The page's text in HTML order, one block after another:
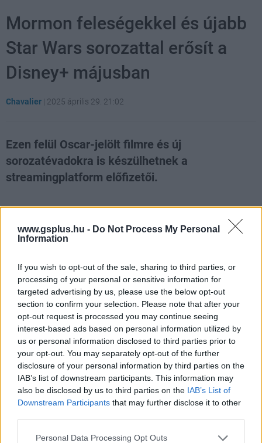
www.gsplus.hu - Do Not Process My Personal
Information
If you wish to opt-out of the sale, sharing to third parties, or
processing of your personal or sensitive information for
targeted advertising by us, please use the below opt-out
section to confirm your selection. Please note that after your
opt-out request is processed you may continue seeing
interest-based ads based on personal information utilized by
us or personal information disclosed to third parties prior to
your opt-out. You may separately opt-out of the further
disclosure of your personal information by third parties on the
IAB’s list of downstream participants. This information may
also be disclosed by us to third parties on the IAB’s List of
Downstream Participants that may further disclose it to other
Please note that this website/app uses one or more Google
Personal Data Processing Opt Outs
Mormon feleségekkel és újabb
Star Wars sorozattal erősít a
Disney+ májusban
Chavalier | 2025 április 29. 21:02
Ezen felül Oscar-jelölt filmre és új
sorozatévadokra is készülhetnek a
streamingplatform előfizetői.
21.86%
Senki sem vádolhatja a Disney-t azzal, hogy ne adna a
valóságtartalmáról bárki azonnal meggyőződhet, amint
vet egy pillantást a streamingszolgáltatásába érkező
újdonságokra, melyek között kiemelt helyen szerepel a
2022-es Star Wars: Jedihistóriák és a tavalyi Star Wars:
Birodalmi históriák nyomában járóStar Wars: Alvilági
históriák . A 6 epizódból álló minisorozat a messzi-
messzi galaxis két ikonikus bűnözőjének karakterére,
Asajj Ventressre és Cad Bane-re fókuszál, és egy kicsit
közelebb hozza őket a rajongókhoz.
Ha már rajongók, természetesen minden műsornak és
formátumnak megvan a maga tábora, így a realityk azon
válfajának is, amely egy-egy társadalmi csoportba